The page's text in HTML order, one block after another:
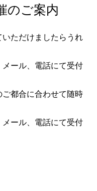
のご案内
ただけましたらうれ
ール、電話にて受付
都合に合わせて随時
ール、電話にて受付